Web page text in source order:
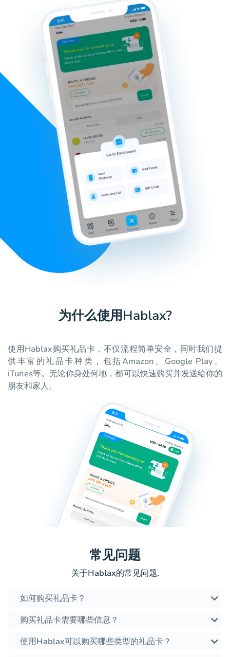
为什么使用Hablax?
使用Hablax购买礼品卡，不仅流程简单安全，同时我们提
供丰富的礼品卡种类，包括Amazon、Google Play、
iTunes等。无论你身处何地，都可以快速购买并发送给你的
朋友和家人。
常见问题
关于Hablax的常见问题.
如何购买礼品卡？
购买礼品卡需要哪些信息？
使用Hablax可以购买哪些类型的礼品卡？